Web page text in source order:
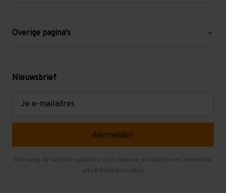
Blog
Levering en afhalen
Overige pagina's
Mezzanine
Gebruikte entresolvloeren
Nieuwsbrief
Ontvang de laatste updates over nieuwe producten en komende
uitverkoopperiodes